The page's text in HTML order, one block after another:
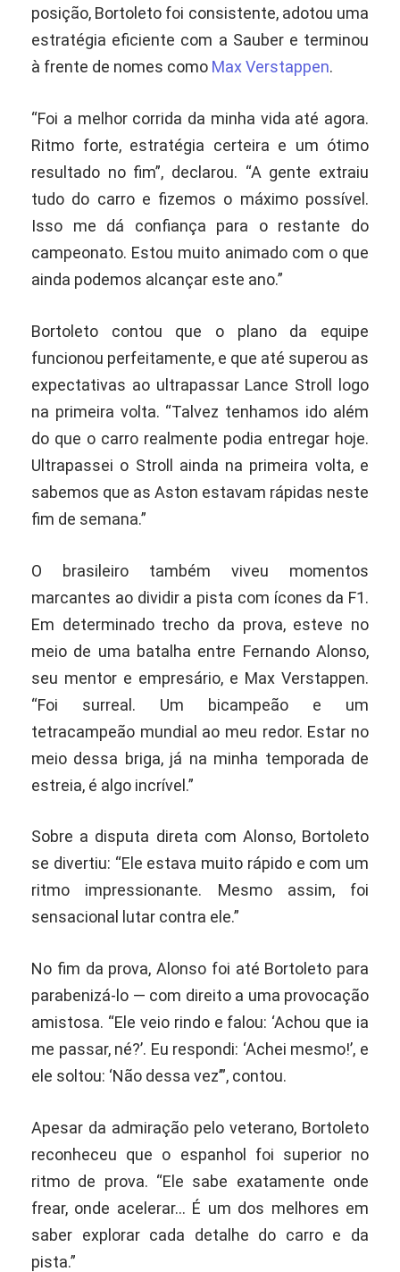
posição, Bortoleto foi consistente, adotou uma
estratégia eficiente com a Sauber e terminou
à frente de nomes como Max Verstappen.
“Foi a melhor corrida da minha vida até agora.
Ritmo forte, estratégia certeira e um ótimo
resultado no fim”, declarou. “A gente extraiu
tudo do carro e fizemos o máximo possível.
Isso me dá confiança para o restante do
campeonato. Estou muito animado com o que
ainda podemos alcançar este ano.”
Bortoleto contou que o plano da equipe
funcionou perfeitamente, e que até superou as
expectativas ao ultrapassar Lance Stroll logo
na primeira volta. “Talvez tenhamos ido além
do que o carro realmente podia entregar hoje.
Ultrapassei o Stroll ainda na primeira volta, e
sabemos que as Aston estavam rápidas neste
fim de semana.”
O brasileiro também viveu momentos
marcantes ao dividir a pista com ícones da F1.
Em determinado trecho da prova, esteve no
meio de uma batalha entre Fernando Alonso,
seu mentor e empresário, e Max Verstappen.
“Foi surreal. Um bicampeão e um
tetracampeão mundial ao meu redor. Estar no
meio dessa briga, já na minha temporada de
estreia, é algo incrível.”
Sobre a disputa direta com Alonso, Bortoleto
se divertiu: “Ele estava muito rápido e com um
ritmo impressionante. Mesmo assim, foi
sensacional lutar contra ele.”
No fim da prova, Alonso foi até Bortoleto para
parabenizá-lo — com direito a uma provocação
amistosa. “Ele veio rindo e falou: ‘Achou que ia
me passar, né?’. Eu respondi: ‘Achei mesmo!’, e
ele soltou: ‘Não dessa vez’”, contou.
Apesar da admiração pelo veterano, Bortoleto
reconheceu que o espanhol foi superior no
ritmo de prova. “Ele sabe exatamente onde
frear, onde acelerar… É um dos melhores em
saber explorar cada detalhe do carro e da
pista.”